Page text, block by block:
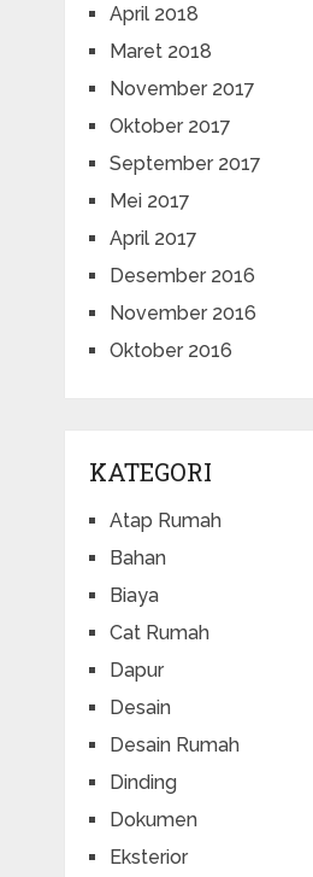
April 2018
Maret 2018
November 2017
Oktober 2017
September 2017
Mei 2017
April 2017
Desember 2016
November 2016
Oktober 2016
KATEGORI
Atap Rumah
Bahan
Biaya
Cat Rumah
Dapur
Desain
Desain Rumah
Dinding
Dokumen
Eksterior